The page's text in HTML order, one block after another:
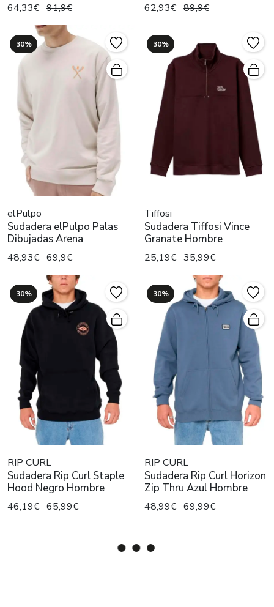
64,33€ 91,9€ 62,93€ 89,9€
30%
elPulpo
Sudadera elPulpo Palas
Dibujadas Arena
48,93€ 69,9€
30%
Tiffosi
Sudadera Tiffosi Vince
Granate Hombre
25,19€ 35,99€
30%
RIP CURL
Sudadera Rip Curl Staple
Hood Negro Hombre
46,19€ 65,99€
30%
RIP CURL
Sudadera Rip Curl Horizon
Zip Thru Azul Hombre
48,99€ 69,99€